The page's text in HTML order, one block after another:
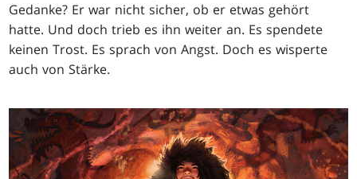
Gedanke? Er war nicht sicher, ob er etwas gehört
hatte. Und doch trieb es ihn weiter an. Es spendete
keinen Trost. Es sprach von Angst. Doch es wisperte
auch von Stärke.